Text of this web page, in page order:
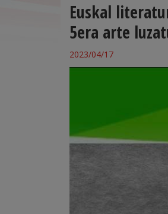
Euskal
5era arte
2023/04/17